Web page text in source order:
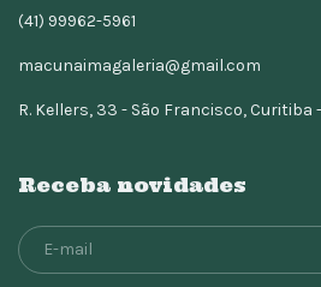
(41) 99962-5961
macunaimagaleria@gmail.com
R. Kellers, 33 - São Francisco, Curitiba
Receba novidades